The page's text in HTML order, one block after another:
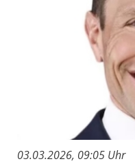
03.03.2026, 09:05 Uhr